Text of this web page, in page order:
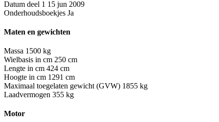
Datum deel 1 15 jun 2009
Onderhoudsboekjes Ja
Maten en gewichten
Massa 1500 kg
Wielbasis in cm 250 cm
Lengte in cm 424 cm
Hoogte in cm 1291 cm
Maximaal toegelaten gewicht (GVW) 1855 kg
Laadvermogen 355 kg
Motor